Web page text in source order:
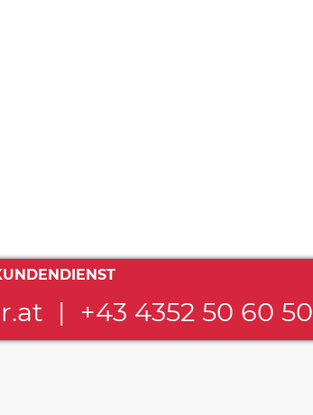
| +43 4352 50 60 50